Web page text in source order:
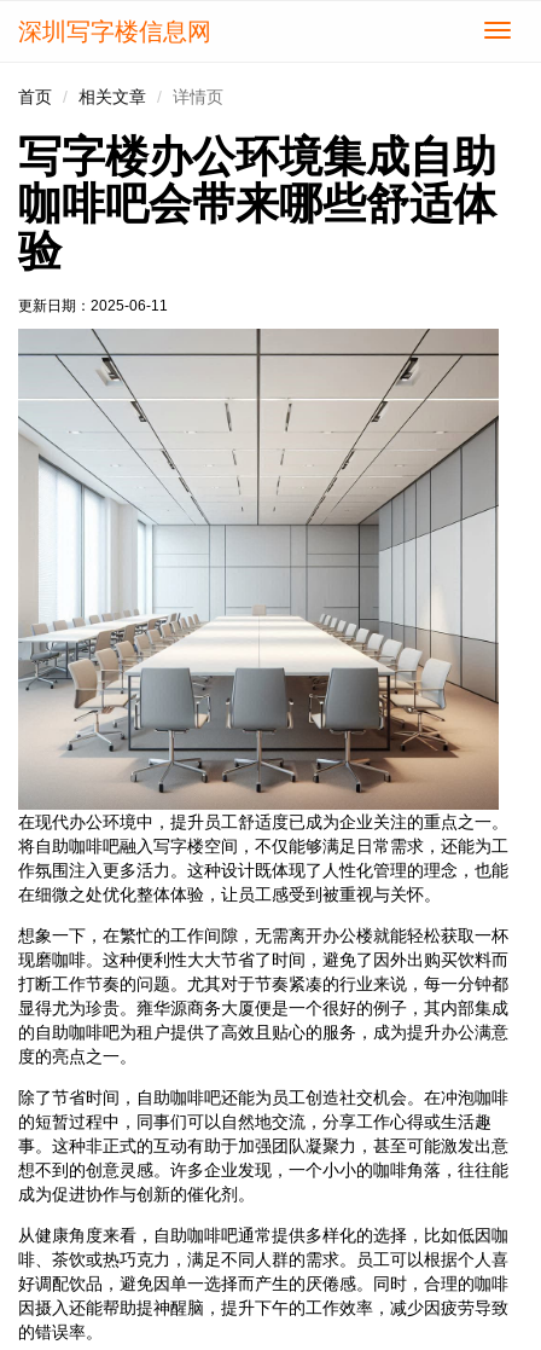
切
深圳写字楼信息网
首页 相关文章 详情页
写字楼办公环境集成自助
咖啡吧会带来哪些舒适体
验
更新日期： 2025-06-11
在现代办公环境中，提升员工舒适度已成为企业关注的重点之一。
将自助咖啡吧融入写字楼空间，不仅能够满足日常需求，还能为工
作氛围注入更多活力。这种设计既体现了人性化管理的理念，也能
在细微之处优化整体体验，让员工感受到被重视与关怀。
想象一下，在繁忙的工作间隙，无需离开办公楼就能轻松获取一杯
现磨咖啡。这种便利性大大节省了时间，避免了因外出购买饮料而
打断工作节奏的问题。尤其对于节奏紧凑的行业来说，每一分钟都
显得尤为珍贵。雍华源商务大厦便是一个很好的例子，其内部集成
的自助咖啡吧为租户提供了高效且贴心的服务，成为提升办公满意
度的亮点之一。
除了节省时间，自助咖啡吧还能为员工创造社交机会。在冲泡咖啡
的短暂过程中，同事们可以自然地交流，分享工作心得或生活趣
事。这种非正式的互动有助于加强团队凝聚力，甚至可能激发出意
想不到的创意灵感。许多企业发现，一个小小的咖啡角落，往往能
成为促进协作与创新的催化剂。
从健康角度来看，自助咖啡吧通常提供多样化的选择，比如低因咖
啡、茶饮或热巧克力，满足不同人群的需求。员工可以根据个人喜
好调配饮品，避免因单一选择而产生的厌倦感。同时，合理的咖啡
因摄入还能帮助提神醒脑，提升下午的工作效率，减少因疲劳导致
的错误率。